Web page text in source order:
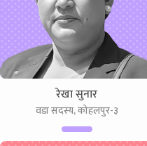
रेखा सुनार
वडा सदस्य, कोहलपुर-३